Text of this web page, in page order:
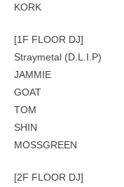
KORK
[1F FLOOR DJ]
Straymetal (D.L.I.P)
JAMMIE
GOAT
TOM
SHIN
MOSSGREEN
[2F FLOOR DJ]